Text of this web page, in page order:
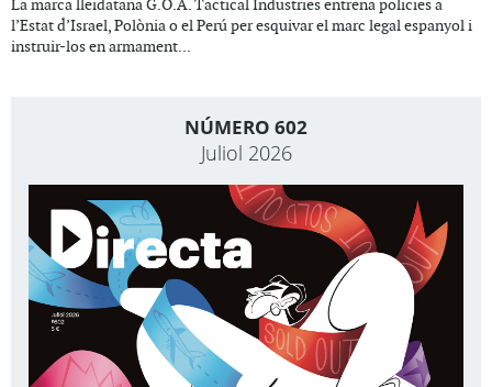
La marca lleidatana G.O.A. Tactical Industries entrena policies a
l’Estat d’Israel, Polònia o el Perú per esquivar el marc legal espanyol i
instruir-los en armament...
NÚMERO 602
Juliol 2026